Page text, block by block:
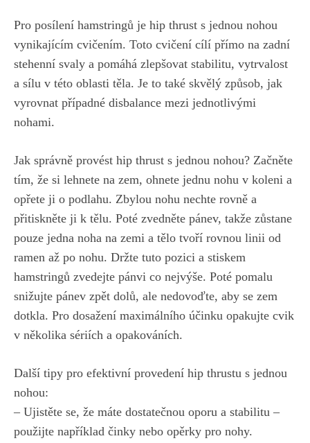
Pro posílení hamstringů je hip thrust s jednou nohou
vynikajícím cvičením. Toto ⁣cvičení cílí přímo na zadní
stehenní svaly a pomáhá zlepšovat stabilitu, vytrvalost
a sílu v této oblasti těla. Je to také skvělý způsob,‍ jak
vyrovnat případné disbalance mezi jednotlivými
nohami.
Jak správně provést hip thrust s jednou nohou? Začněte
tím, že si lehnete na zem, ohnete jednu nohu v koleni ‍a
opřete ji o podlahu. Zbylou nohu​ nechte rovně a
‌přitiskněte ji k tělu. Poté zvedněte pánev, takže zůstane
pouze jedna noha na zemi a tělo ⁢tvoří rovnou linii od
ramen až po nohu. Držte tuto pozici a⁣ stiskem⁣
hamstringů zvedejte pánvi co nejvýše.‍ Poté pomalu
snižujte pánev zpět⁢ dolů, ale nedovoďte, aby‍ se zem
dotkla. Pro dosažení maximálního účinku opakujte cvik
v několika sériích a opakováních.
Další ⁤tipy pro efektivní provedení hip thrustu s jednou ​
nohou: ​
– Ujistěte se, že máte dostatečnou oporu a stabilitu –
použijte například činky nebo opěrky pro nohy.